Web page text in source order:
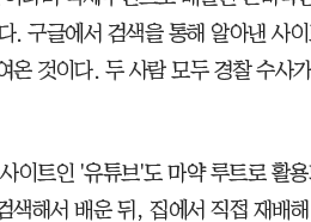
. 구글에서 검색을 통해 알아낸 사
온 것이다. 두 사람 모두 경찰 수사
이트인 '유튜브'도 마약 루트로 활
색해서 배운 뒤, 집에서 직접 재배